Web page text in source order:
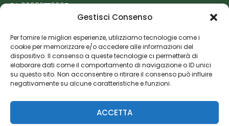
Gestisci Consenso
Per fornire le migliori esperienze, utilizziamo tecnologie come i
cookie per memorizzare e/o accedere alle informazioni del
dispositivo. Il consenso a queste tecnologie ci permetterà di
elaborare dati come il comportamento di navigazione o ID unici
su questo sito. Non acconsentire o ritirare il consenso può influire
negativamente su alcune caratteristiche e funzioni.
ACCETTA
P.I. 06982770965
Cookie Policy
Risorse Aggiuntive